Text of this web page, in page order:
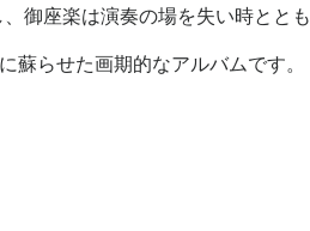
座楽は演奏の場を失い時とと
らせた画期的なアルバムです。